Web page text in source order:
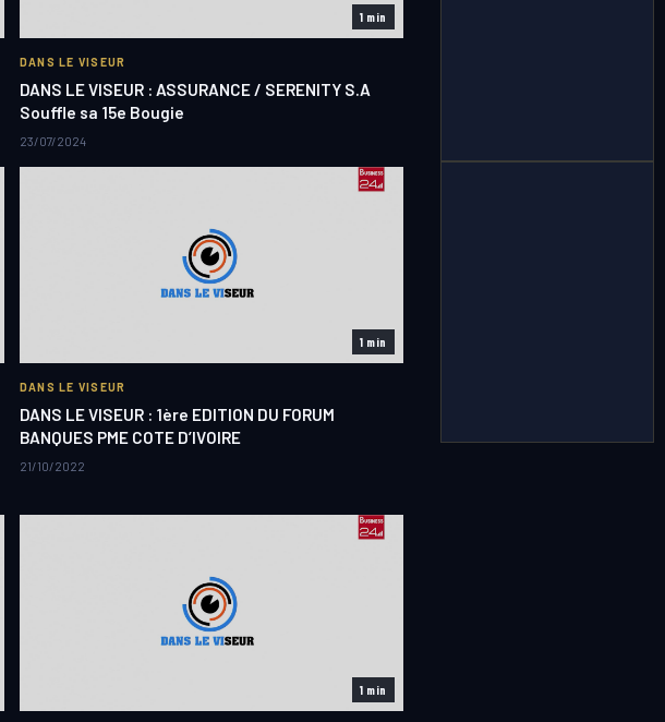
1 min
DANS LE VISEUR
DANS LE VISEUR : ASSURANCE / SERENITY S.A
Souffle sa 15e Bougie
23/07/2024
1 min
DANS LE VISEUR
DANS LE VISEUR : 1ère EDITION DU FORUM
BANQUES PME COTE D’IVOIRE
21/10/2022
1 min